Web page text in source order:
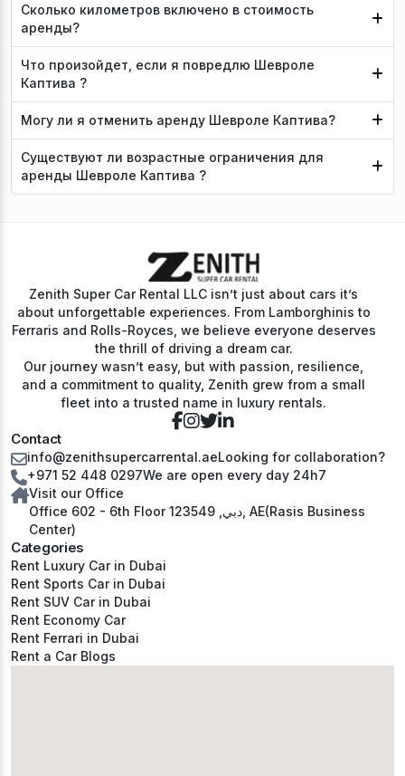
Сколько километров включено в стоимость
аренды?
Что произойдет, если я повредлю Шевроле
Каптива ?
Могу ли я отменить аренду Шевроле Каптива?
Существуют ли возрастные ограничения для
аренды Шевроле Каптива ?
Zenith Super Car Rental LLC isn’t just about cars it’s
about unforgettable experiences. From Lamborghinis to
Ferraris and Rolls-Royces, we believe everyone deserves
the thrill of driving a dream car.
Our journey wasn’t easy, but with passion, resilience,
and a commitment to quality, Zenith grew from a small
fleet into a trusted name in luxury rentals.
Categories
Rent Luxury Car in Dubai
Rent Sports Car in Dubai
Rent SUV Car in Dubai
Rent Economy Car
Rent Ferrari in Dubai
Rent a Car Blogs
Contact
info@zenithsupercarrental.aeLooking for collaboration?
+971 52 448 0297We are open every day 24h7
Visit our Office
Office 602 - 6th Floor دبي, 123549, AE(Rasis Business
Center)